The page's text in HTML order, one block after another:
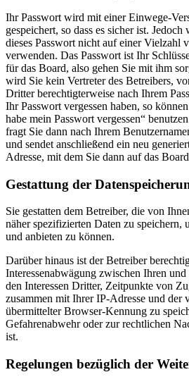
Ihr Passwort wird mit einer Einwege-
gespeichert, so dass es sicher ist.
dieses Passwort nicht auf einer Vielzahl
verwenden. Das Passwort ist Ihr
für das Board, also gehen Sie mit ihm
wird Sie kein Vertreter des Betreibers,
Dritter berechtigterweise nach Ihrem
Ihr Passwort vergessen haben, so
habe mein Passwort vergessen“
fragt Sie dann nach Ihrem
und sendet anschließend ein neu
Adresse, mit dem Sie dann auf das
Gestattung der
Sie gestatten dem Betreiber, die von
näher spezifizierten Daten zu speichern,
und anbieten zu können.
Darüber hinaus ist der Betreiber
Interessenabwägung zwischen Ihren
den Interessen Dritter, Zeitpunkte von
zusammen mit Ihrer IP-Adresse und der
übermittelter Browser-Kennung zu
Gefahrenabwehr oder zur rechtlichen
ist.
Regelungen bezüglich der